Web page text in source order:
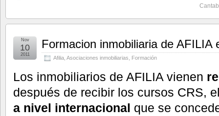
Formacion inmobiliaria de AFILIA
Afilia Asociaciones inmobiliarias Formación
Nov
10
2011
Los inmobiliarios de AFILIA vienen
después de recibir los cursos CRS,
a nivel internacional que se